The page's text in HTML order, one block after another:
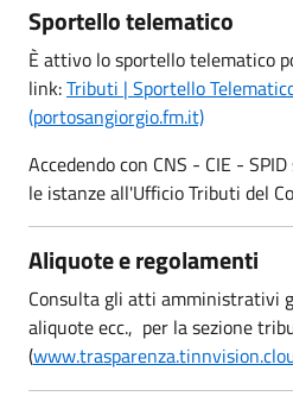
Sportello telematico
È attivo lo sportello telematico
link:Tributi | Sportello
(portosangiorgio.fm.it)
Accedendo con CNS - CIE -
le istanze all'Ufficio Tributi del
Aliquote e regolamenti
Consulta gli atti amministrativi
aliquote ecc., per la sezione
(